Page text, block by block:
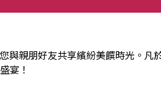
親朋好友共享繽紛美饌時光。凡
宴！